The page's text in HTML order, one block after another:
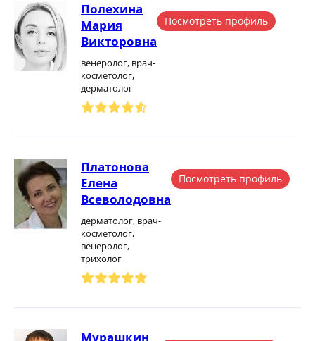
Полехина
Мария
Викторовна
венеролог, врач-
косметолог,
дерматолог
Посмотреть профиль
Платонова
Елена
Всеволодовна
дерматолог, врач-
косметолог,
венеролог,
трихолог
Посмотреть профиль
Мурашкин